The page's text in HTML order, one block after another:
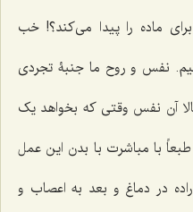
ماده را پیدا می‌کند؟! خب
نفس و روح ما جنبۀ تجردی
آن نفس وقتی که بخواهد یک
با مباشرت با بدن این عمل
در دماغ و بعد به اعصاب و